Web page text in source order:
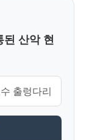
된 산악 현
출렁다리